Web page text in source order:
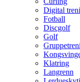
Digital
Fotball
Discgolf
Golf
Klatring
Langrenn